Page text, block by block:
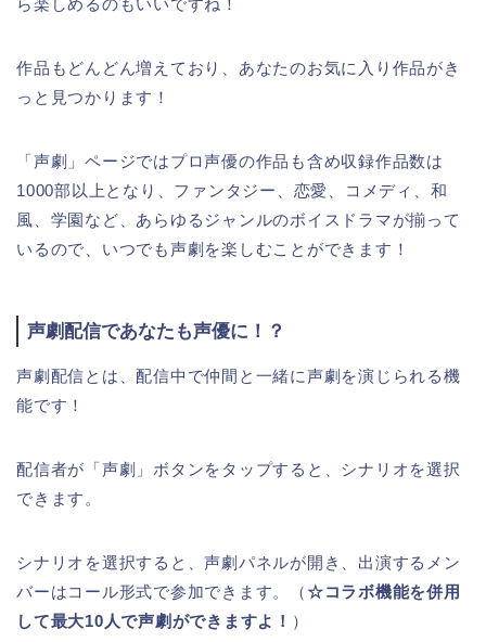
ら楽しめるのもいいですね！
作品もどんどん増えており、あなたのお気に入り作品がき
っと見つかります！
「声劇」ページではプロ声優の作品も含め収録作品数は
1000部以上となり、ファンタジー、恋愛、コメディ、和
風、学園など、あらゆるジャンルのボイスドラマが揃って
いるので、いつでも声劇を楽しむことができます！
声劇配信であなたも声優に！？
声劇配信とは、配信中で仲間と一緒に声劇を演じられる機
能です！
配信者が「声劇」ボタンをタップすると、シナリオを選択
できます。
シナリオを選択すると、声劇パネルが開き、出演するメン
バーはコール形式で参加できます。（☆コラボ機能を併用
して最大10人で声劇ができますよ！ ）